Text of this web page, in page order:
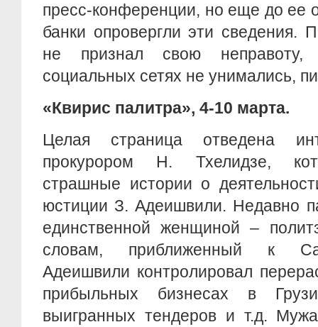
пресс-конференции, но еще до ее
банки опровергли эти сведения.
не признал свою неправоту,
социальных сетях не унимались,
«Квирис палитра», 4-10 марта.
Целая страница отведена
прокурором Н. Тхелидзе,
страшные истории о
юстиции З. Адеишвили. Недавно
единственной женщиной –
словам, приближенный к
Адеишвили контролировал
прибыльных бизнесах в
выигранных тендеров и т.д.